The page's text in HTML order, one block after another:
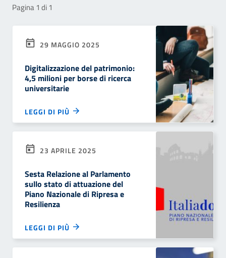
Pagina 1 di 1
29 MAGGIO 2025
Digitalizzazione del patrimonio:
4,5 milioni per borse di ricerca
universitarie
LEGGI DI PIÙ
23 APRILE 2025
Sesta Relazione al Parlamento
sullo stato di attuazione del
Piano Nazionale di Ripresa e
Resilienza
LEGGI DI PIÙ